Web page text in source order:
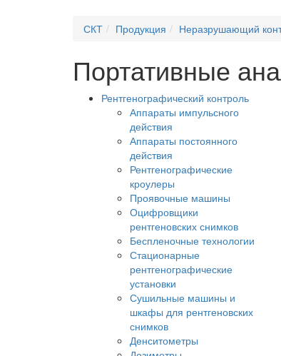
СКТ
Продукция Неразрушающий
Портативные
Рентгенографический контроль
Аппараты импульсного
действия
Аппараты постоянного
действия
Рентгенографические
кроулеры
Проявочные машины
Оцифровщики
рентгеновских снимков
Беспленочные технологии
Стационарные
рентгенографические
установки
Сушильные машины и
шкафы для рентгеновских
снимков
Денситометры